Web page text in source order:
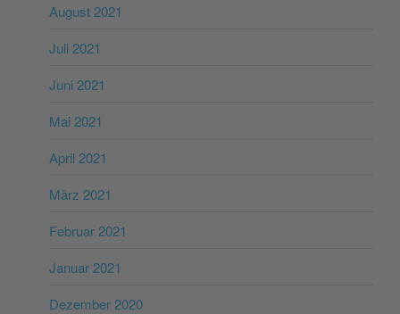
August 2021
Juli 2021
Juni 2021
Mai 2021
April 2021
März 2021
Februar 2021
Januar 2021
Dezember 2020